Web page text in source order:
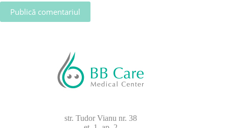
Publică comentariul
str. Tudor Vianu nr. 38